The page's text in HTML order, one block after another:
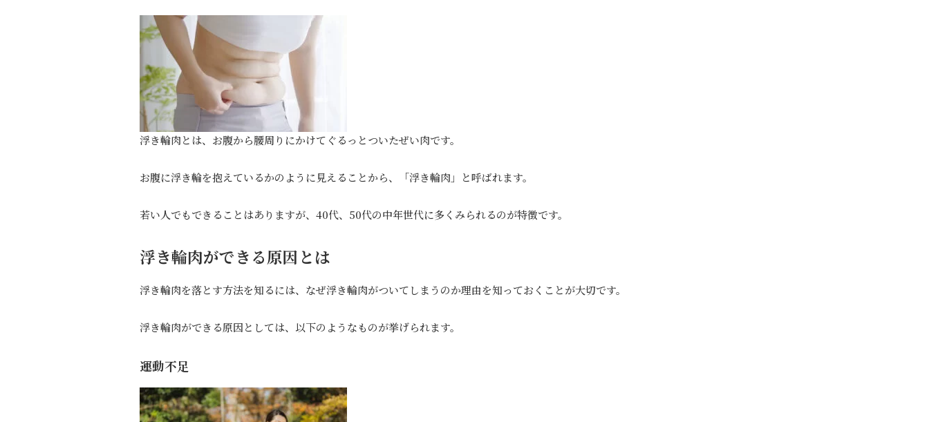
浮き輪肉とは、お腹から腰周りにかけてぐるっとついたぜい肉です。
お腹に浮き輪を抱えているかのように見えることから、「浮き輪肉」と呼ばれます。
若い人でもできることはありますが、40代、50代の中年世代に多くみられるのが特徴です。
浮き輪肉ができる原因とは
浮き輪肉を落とす方法を知るには、なぜ浮き輪肉がついてしまうのか理由を知っておくことが大切です。
浮き輪肉ができる原因としては、以下のようなものが挙げられます。
運動不足